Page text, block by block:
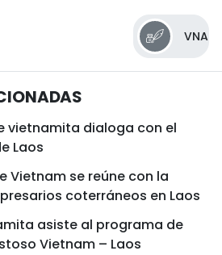
VNA
vietnamita dialoga con el
Laos
Vietnam se reúne con la
coterráneos en Laos
asiste al programa de
Vietnam – Laos